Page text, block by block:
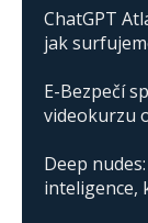
ChatGPT
jak
E-Bezpečí
videokurzu
Deep
inteligence,